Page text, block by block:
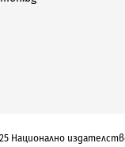
Национално